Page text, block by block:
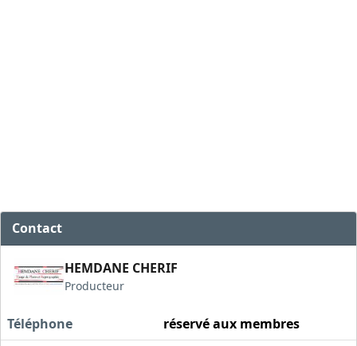
Contact
HEMDANE CHERIF
Producteur
Téléphone réservé aux membres